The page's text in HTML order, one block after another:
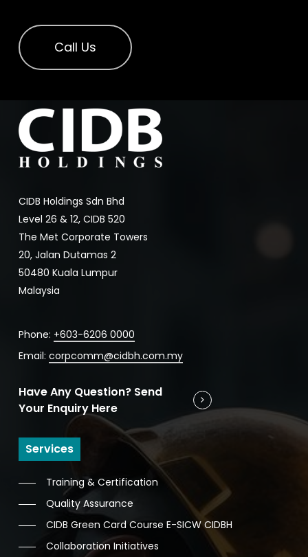
Call Us
CIDB Holdings Sdn Bhd
Level 26 & 12, CIDB 520
The Met Corporate Towers
20, Jalan Dutamas 2
50480 Kuala Lumpur
Malaysia
Phone: +603-6206 0000
Email: corpcomm@cidbh.com.my
Have Any Question? Send
Your Enquiry Here
Services
Training & Certification
Quality Assurance
CIDB Green Card Course E-SICW CIDBH
Collaboration Initiatives